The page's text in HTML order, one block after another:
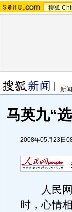
搜狐
新
马英九“
2008年05月23日
人民网5
时，心情